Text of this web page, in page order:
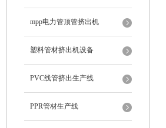
mpp电力管顶管挤出机
塑料管材挤出机设备
PVC线管挤出生产线
PPR管材生产线